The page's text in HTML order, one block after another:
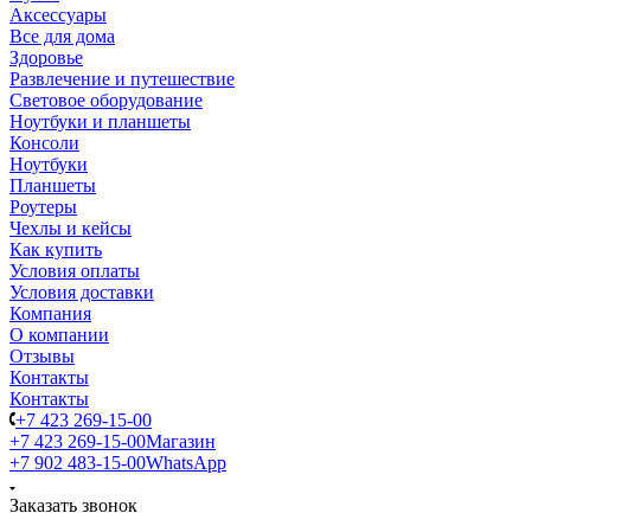
Аксессуары
Все для дома
Здоровье
Развлечение и путешествие
Световое оборудование
Ноутбуки и планшеты
Консоли
Ноутбуки
Планшеты
Роутеры
Чехлы и кейсы
Как купить
Условия оплаты
Условия доставки
Компания
О компании
Отзывы
Контакты
Контакты
+7 423 269-15-00
+7 423 269-15-00Магазин
+7 902 483-15-00WhatsApp
Заказать звонок